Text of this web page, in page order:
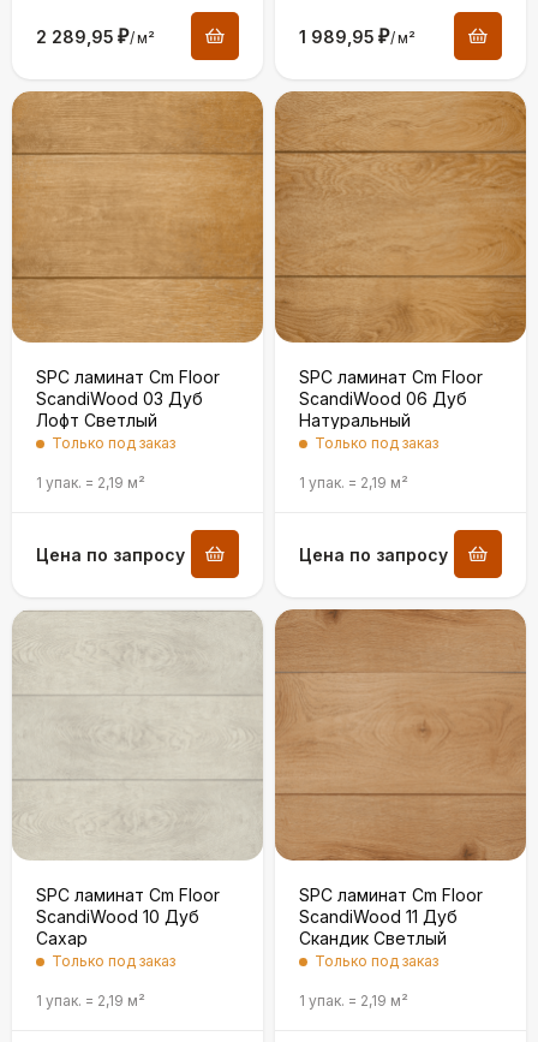
2 289,95 ₽/м² 1 989,95 ₽/м²
SPC ламинат Cm Floor
ScandiWood 03 Дуб
Лофт Светлый
Только под заказ
1 упак. = 2,19 м²
Цена по запросу
SPC ламинат Cm Floor
ScandiWood 06 Дуб
Натуральный
Только под заказ
1 упак. = 2,19 м²
Цена по запросу
SPC ламинат Cm Floor
ScandiWood 10 Дуб
Сахар
Только под заказ
1 упак. = 2,19 м²
SPC ламинат Cm Floor
ScandiWood 11 Дуб
Скандик Светлый
Только под заказ
1 упак. = 2,19 м²